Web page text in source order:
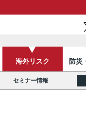
海外リスク 防災
セミナー情報